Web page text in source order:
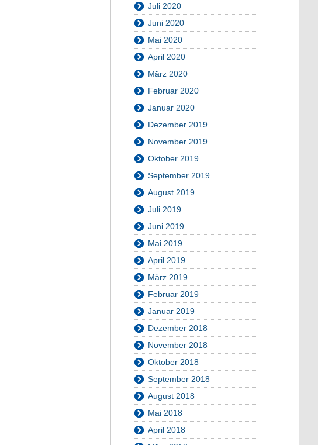
Juli 2020
Juni 2020
Mai 2020
April 2020
März 2020
Februar 2020
Januar 2020
Dezember 2019
November 2019
Oktober 2019
September 2019
August 2019
Juli 2019
Juni 2019
Mai 2019
April 2019
März 2019
Februar 2019
Januar 2019
Dezember 2018
November 2018
Oktober 2018
September 2018
August 2018
Mai 2018
April 2018